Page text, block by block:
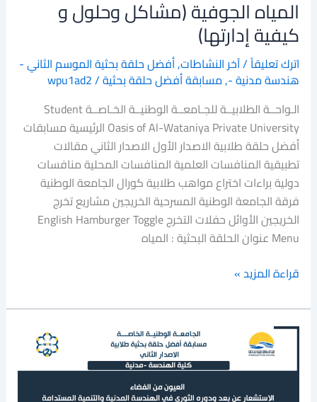
المياه الجوفية (مشاكل وحلول و
كيفية إدارتها)
اترك تعليقاً/آخر النشاطات,أفضل حلقة بحثية الموسم الثاني -
هندسة مدنية -,مسابقة أفضل حلقة بحثية/
wpu1ad2
الـواحــة الطلابيــة للجـامعــة الوطنيــة الخـاصــة Student
Oasis of Al-Wataniya Private University الرئيسية مسابقات
أفضل حلقة طلابية الاصدار الأول الاصدار الثاني مقالات
تطبيقية المنافسات العلمية المنافسات المحلية منافسات
دولية براءات اختراع مواهب طلابية كورال الجامعة الوطنية
فرقة الجامعة الوطنية المسرحية الخريجين مشاريع تخرج
الخريجين الأوائل حفلات التخرج English Hamburger Toggle
Menu عنوان الحلقة البحثية : المياه
قراءة المزيد »
العيون
الفضاء:
الاستشعار